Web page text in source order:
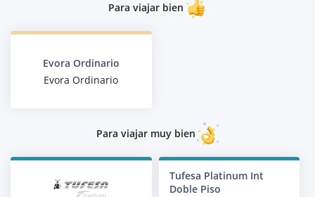
Para viajar bien
Evora Ordinario
Evora Ordinario
Para viajar muy bien
Tufesa Platinum Int
Doble Piso